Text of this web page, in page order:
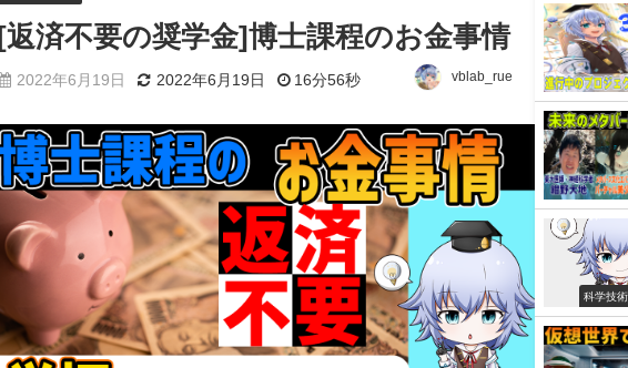
[返済不要の奨学金]博士課程のお金事情
2022年6月19日 2022年6月19日 16分56秒 vblab_rue
科学技